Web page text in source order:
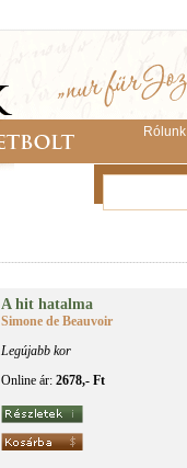
Rólunk
A hit ha­tal­ma
Simone de Beauvoir
Legújabb kor
Online ár: 2678,- Ft